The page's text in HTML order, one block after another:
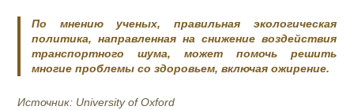
По мнению ученых, правильная экологическая
политика, направленная на снижение воздействия
транспортного шума, может помочь решить
многие проблемы со здоровьем, включая ожирение.
Источник: University of Oxford